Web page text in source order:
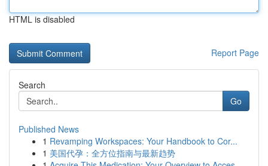
HTML is disabled
Report Page
Search
Go
Published News
1 Revamping Workspaces: Your Handbook to Cor...
1 美国代孕：全方位指南与最新趋势